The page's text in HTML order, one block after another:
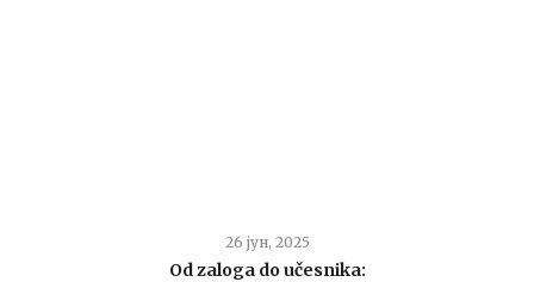
26 јун, 2025
Od zaloga do učesnika: